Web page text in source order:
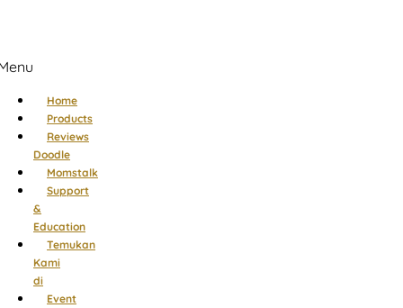
Home
Products
Reviews
Doodle
Momstalk
Support
&
Education
Temukan
Kami
di
Event